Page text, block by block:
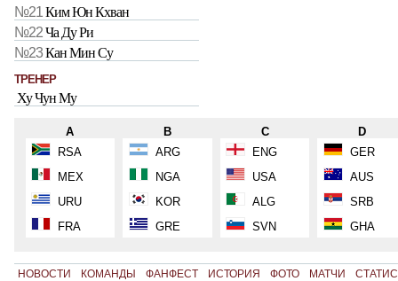
№21Ким Юн Кхван
№22Ча Ду Ри
№23Кан Мин Су
ТРЕНЕР
Ху Чун Му
A
RSA
MEX
URU
FRA
B
ARG
NGA
KOR
GRE
C
ENG
USA
ALG
SVN
D
GER
AUS
SRB
GHA
НОВОСТИ КОМАНДЫ ФАНФЕСТ ИСТОРИЯ ФОТО МАТЧИ